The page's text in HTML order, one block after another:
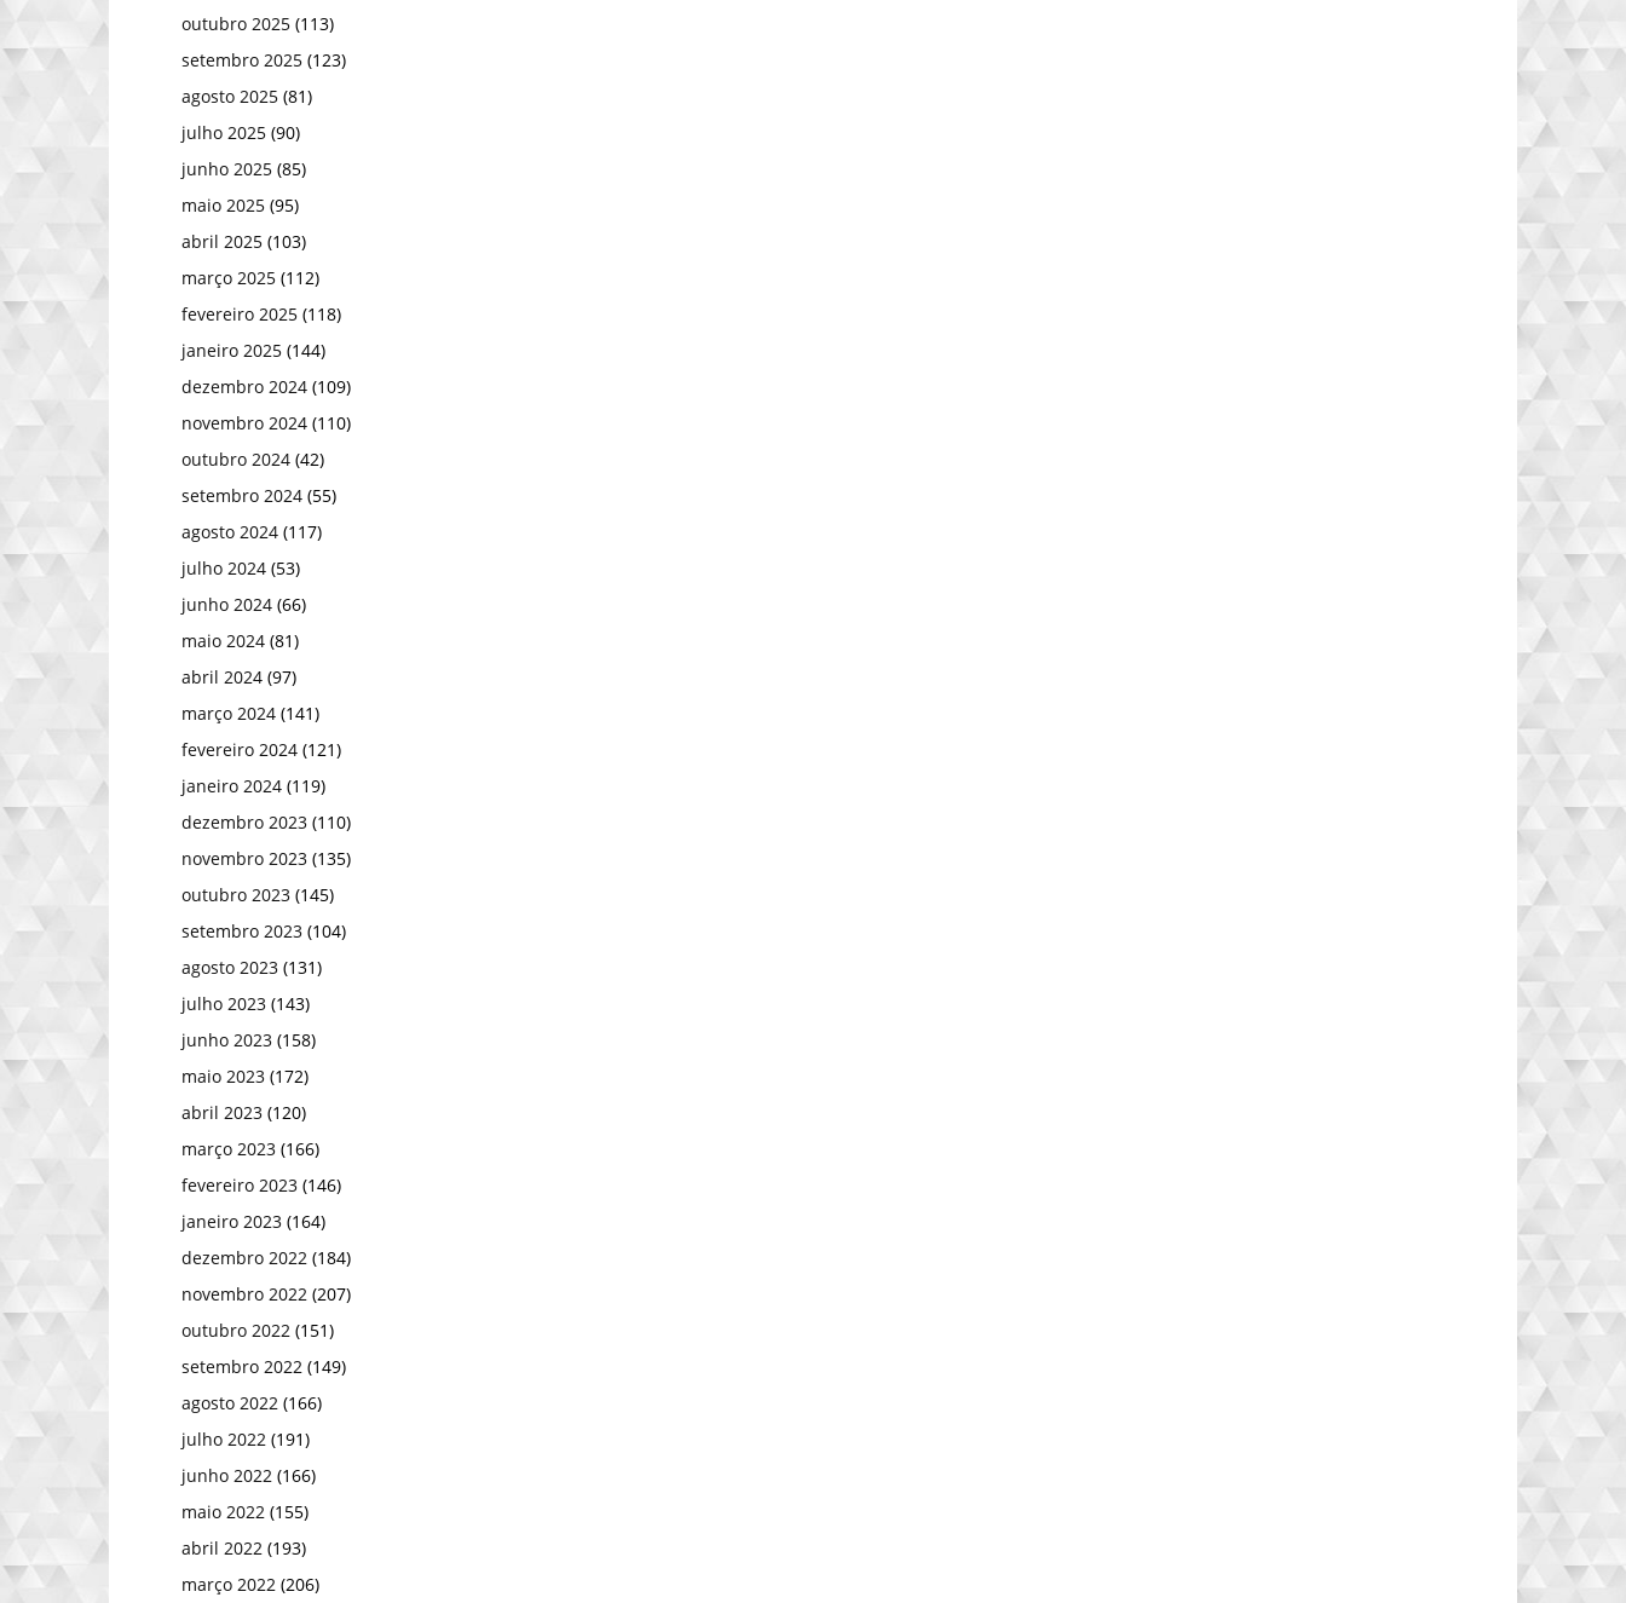
outubro 2025 (113)
setembro 2025 (123)
agosto 2025 (81)
julho 2025 (90)
junho 2025 (85)
maio 2025 (95)
abril 2025 (103)
março 2025 (112)
fevereiro 2025 (118)
janeiro 2025 (144)
dezembro 2024 (109)
novembro 2024 (110)
outubro 2024 (42)
setembro 2024 (55)
agosto 2024 (117)
julho 2024 (53)
junho 2024 (66)
maio 2024 (81)
abril 2024 (97)
março 2024 (141)
fevereiro 2024 (121)
janeiro 2024 (119)
dezembro 2023 (110)
novembro 2023 (135)
outubro 2023 (145)
setembro 2023 (104)
agosto 2023 (131)
julho 2023 (143)
junho 2023 (158)
maio 2023 (172)
abril 2023 (120)
março 2023 (166)
fevereiro 2023 (146)
janeiro 2023 (164)
dezembro 2022 (184)
novembro 2022 (207)
outubro 2022 (151)
setembro 2022 (149)
agosto 2022 (166)
julho 2022 (191)
junho 2022 (166)
maio 2022 (155)
abril 2022 (193)
março 2022 (206)